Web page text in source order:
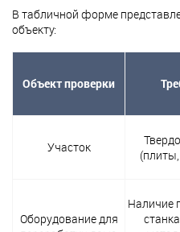
В табличной форме
объекту:
Объект проверки
Участок
Оборудование для
Наличие